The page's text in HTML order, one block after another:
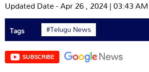
Updated Date - Apr 26 , 2024 | 03:43 AM
Tags #Telugu News
SUBSCRIBE